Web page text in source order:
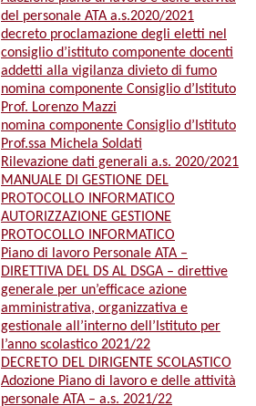
del personale ATA a.s.2020/2021
decreto proclamazione degli eletti nel
consiglio d’istituto componente docenti
addetti alla vigilanza divieto di fumo
nomina componente Consiglio d’Istituto
Prof. Lorenzo Mazzi
nomina componente Consiglio d’Istituto
Prof.ssa Michela Soldati
Rilevazione dati generali a.s. 2020/2021
MANUALE DI GESTIONE DEL
PROTOCOLLO INFORMATICO
AUTORIZZAZIONE GESTIONE
PROTOCOLLO INFORMATICO
Piano di lavoro Personale ATA –
DIRETTIVA DEL DS AL DSGA – direttive
generale per un’efficace azione
amministrativa, organizzativa e
gestionale all’interno dell’Istituto per
l’anno scolastico 2021/22
DECRETO DEL DIRIGENTE SCOLASTICO
Adozione Piano di lavoro e delle attività
personale ATA – a.s. 2021/22